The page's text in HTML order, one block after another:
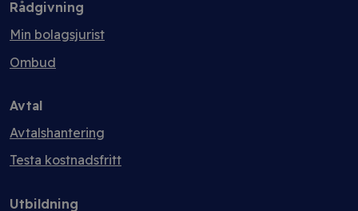
Rådgivning
Min bolagsjurist
Ombud
Avtal
Avtalshantering
Testa kostnadsfritt
Utbildning